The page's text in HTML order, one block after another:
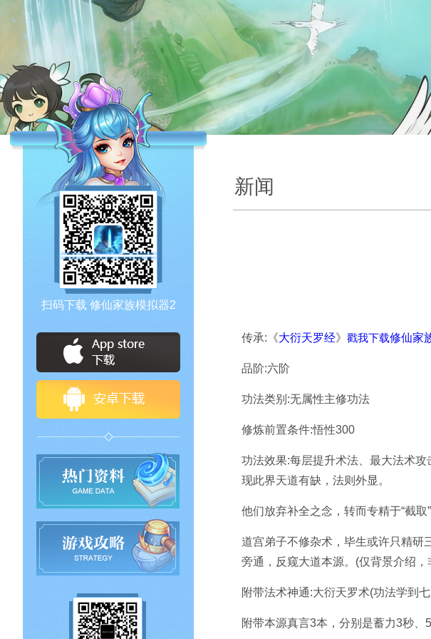
扫码下载 修仙家族模拟器2
新闻
传承:《大衍天罗经》 戳我下载修仙家
品阶:六阶
功法类别:无属性主修功法
修炼前置条件:悟性300
功法效果:每层提升术法、最大法术
现此界天道有缺，法则外显。
他们放弃补全之念，转而专精于“截取
道宫弟子不修杂术，毕生或许只精研
旁通，反窥大道本源。(仅背景介绍，
附带法术神通:大衍天罗术(功法学到
附带本源真言3本，分别是蓄力3秒